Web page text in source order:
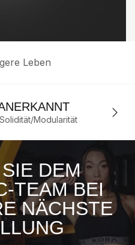
Leben
Modularität
DEM
TEAM BEI
NÄCHSTE